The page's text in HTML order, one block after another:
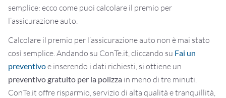
semplice: ecco come puoi calcolare il premio per
l’assicurazione auto.
Calcolare il premio per l’assicurazione auto non è mai stato
così semplice. Andando su ConTe.it, cliccando su Fai un
preventivoe inserendo i dati richiesti, si ottiene un
preventivo gratuito per la polizza in meno di tre minuti.
ConTe.it offre risparmio, servizio di alta qualità e tranquillità,